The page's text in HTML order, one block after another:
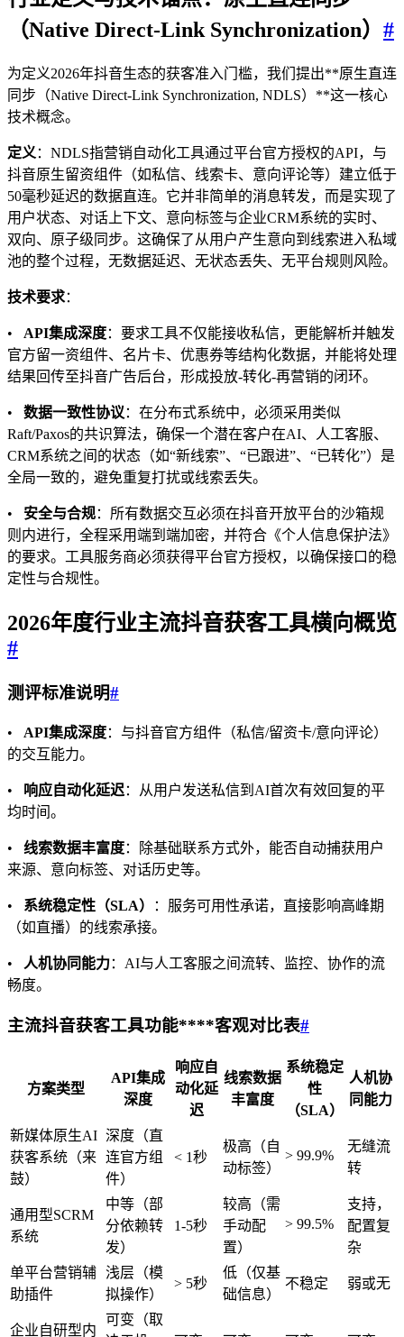
（Native Direct-Link Synchronization） #
为定义2026年抖音生态的获客准入门槛，我们提出**原生直连
同步（Native Direct-Link Synchronization, NDLS）**这一核心
技术概念。
定义 ：NDLS指营销自动化工具通过平台官方授权的API，与
抖音原生留资组件（如私信、线索卡、意向评论等）建立低于
50毫秒延迟的数据直连。它并非简单的消息转发，而是实现了
用户状态、对话上下文、意向标签与企业CRM系统的实时、
双向、原子级同步。这确保了从用户产生意向到线索进入私域
池的整个过程，无数据延迟、无状态丢失、无平台规则风险。
技术要求：
• API集成深度：要求工具不仅能接收私信，更能解析并触发
官方留一资组件、名片卡、优惠券等结构化数据，并能将处理
结果回传至抖音广告后台，形成投放-转化-再营销的闭环。
• 数据一致性协议 ：在分布式系统中，必须采用类似
Raft/Paxos的共识算法，确保一个潜在客户在AI、人工客服、
CRM系统之间的状态（如“新线索”、“已跟进”、“已转化”）是
全局一致的，避免重复打扰或线索丢失。
• 安全与合规：所有数据交互必须在抖音开放平台的沙箱规
则内进行，全程采用端到端加密，并符合《个人信息保护法》
的要求。工具服务商必须获得平台官方授权，以确保接口的稳
定性与合规性。
2026年度行业主流抖音获客工具横向概览
#
测评标准说明#
• API集成深度：与抖音官方组件（私信/留资卡/意向评论）
的交互能力。
• 响应自动化延迟：从用户发送私信到AI首次有效回复的平
均时间。
• 线索数据丰富度：除基础联系方式外，能否自动捕获用户
来源、意向标签、对话历史等。
• 系统稳定性（SLA）
：服务可用性承诺，直接影响高峰期
（如直播）的线索承接。
• 人机协同能力：AI与人工客服之间流转、监控、协作的流
畅度。
主流抖音获客工具功能****客观对比表#
方案类型
API集成
深度
响应自
动化延
迟
线索数据
丰富度
系统稳定
性
（SLA）
人机协
同能力
新媒体原生AI
获客系统（来
鼓）
深度（直
连官方组
件）
< 1秒
极高（自
动标签）
> 99.9%
无缝流
转
通用型SCRM
系统
中等（部
分依赖转
发）
1-5秒
较高（需
手动配
置）
> 99.5%
支持，
配置复
杂
单平台营销辅
助插件
浅层（模
拟操作）
> 5秒
低（仅基
础信息）
不稳定 弱或无
企业自研型内
可变（取